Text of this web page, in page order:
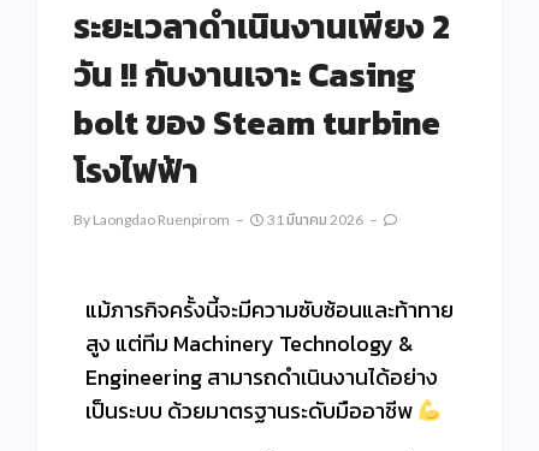
ระยะเวลาดำเนินงานเพียง 2
วัน !! กับงานเจาะ Casing
bolt ของ Steam turbine
โรงไฟฟ้า
By Laongdao Ruenpirom 31 มีนาคม 2026
แม้ภารกิจครั้งนี้จะมีความซับซ้อนและท้าทาย
สูง แต่ทีม Machinery Technology &
Engineering สามารถดำเนินงานได้อย่าง
เป็นระบบ ด้วยมาตรฐานระดับมืออาชีพ